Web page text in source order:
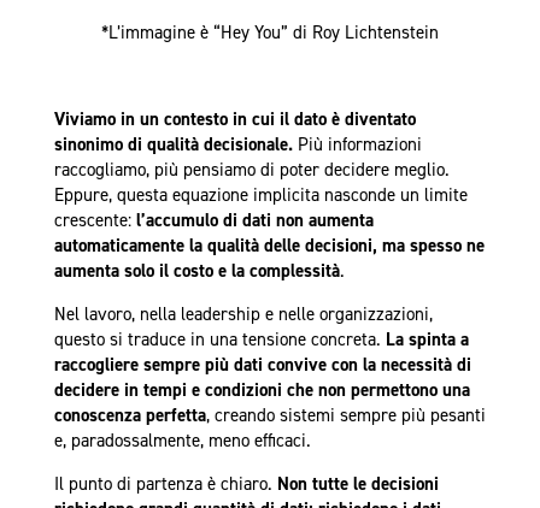
*L’immagine è “Hey You” di Roy Lichtenstein
Viviamo in un contesto in cui il dato è diventato
sinonimo di qualità decisionale. Più informazioni
raccogliamo, più pensiamo di poter decidere meglio.
Eppure, questa equazione implicita nasconde un limite
crescente: l’accumulo di dati non aumenta
automaticamente la qualità delle decisioni, ma spesso ne
aumenta solo il costo e la complessità.
Nel lavoro, nella leadership e nelle organizzazioni,
questo si traduce in una tensione concreta. La spinta a
raccogliere sempre più dati convive con la necessità di
decidere in tempi e condizioni che non permettono una
conoscenza perfetta, creando sistemi sempre più pesanti
e, paradossalmente, meno efficaci.
Il punto di partenza è chiaro. Non tutte le decisioni